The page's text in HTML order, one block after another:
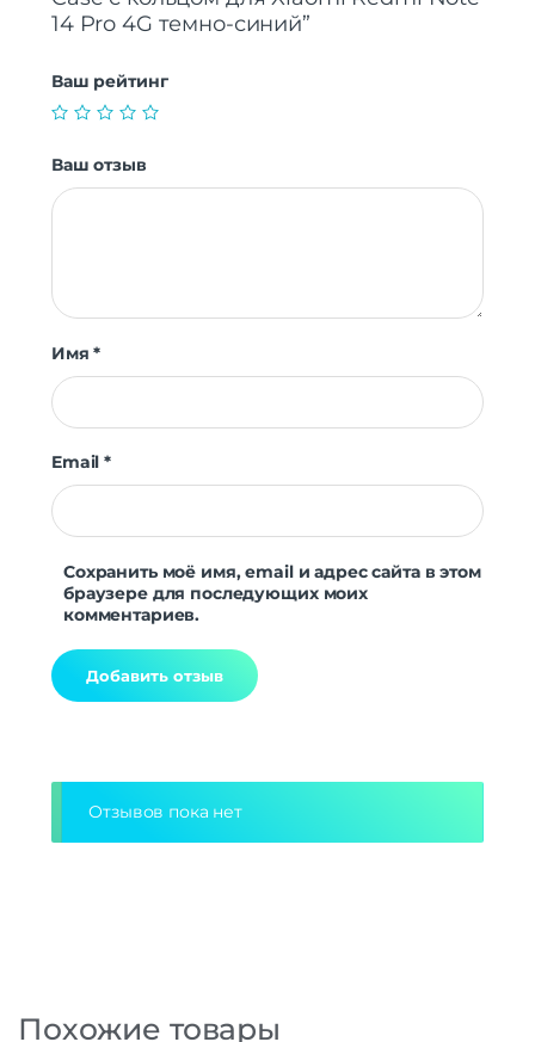
14 Pro 4G темно-синий”
Ваш рейтинг
Ваш отзыв
Имя*
Email*
Сохранить моё имя, email и адрес сайта в этом
браузере для последующих моих
комментариев.
Отзывов пока нет
Похожие товары